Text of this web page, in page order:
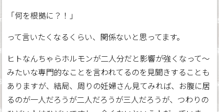
「何を根拠に？！」
って言いたくなるくらい、関係ないと思ってます。
ヒトなんちゃらホルモンが二人分だと影響が強くなって～
みたいな専門的なことを言われてるのを見聞きすることも
ありますが、結局、周りの妊婦さん見てみれば、お腹に居
るのが一人だろうが二人だろうが三人だろうが、つわりの